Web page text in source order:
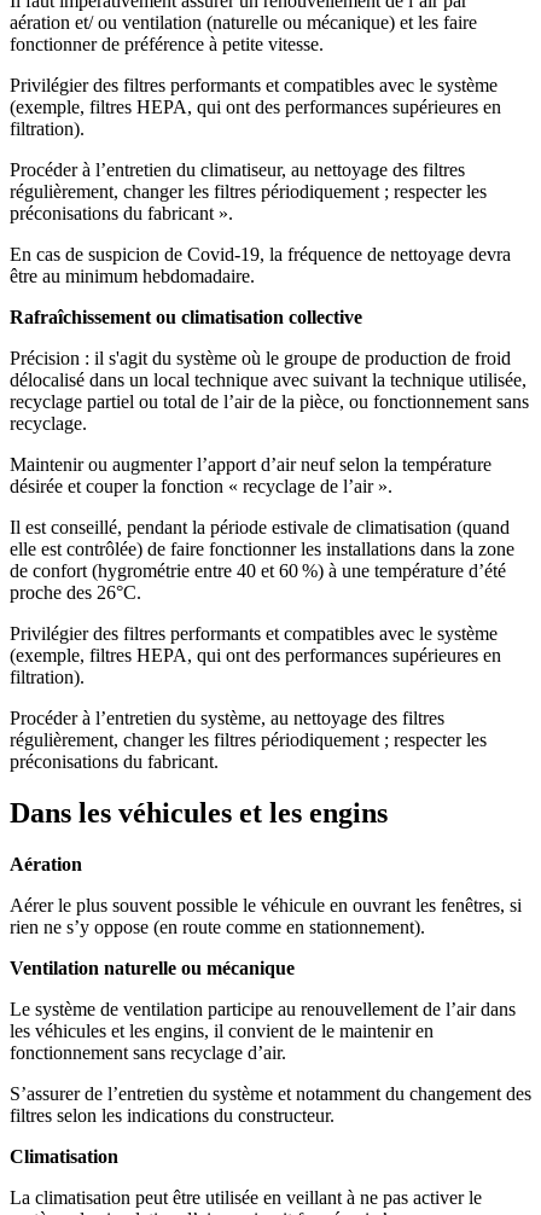
aération et/ ou ventilation (naturelle ou mécanique) et les faire
fonctionner de préférence à petite vitesse.
Privilégier des filtres performants et compatibles avec le système
(exemple, filtres HEPA, qui ont des performances supérieures en
filtration).
Procéder à l’entretien du climatiseur, au nettoyage des filtres
régulièrement, changer les filtres périodiquement ; respecter les
préconisations du fabricant ».
En cas de suspicion de Covid-19, la fréquence de nettoyage devra
être au minimum hebdomadaire.
Rafraîchissement ou climatisation collective
Précision : il s'agit du système où le groupe de production de froid
délocalisé dans un local technique avec suivant la technique utilisée,
recyclage partiel ou total de l’air de la pièce, ou fonctionnement sans
recyclage.
Maintenir ou augmenter l’apport d’air neuf selon la température
désirée et couper la fonction « recyclage de l’air ».
Il est conseillé, pendant la période estivale de climatisation (quand
elle est contrôlée) de faire fonctionner les installations dans la zone
de confort (hygrométrie entre 40 et 60 %) à une température d’été
proche des 26°C.
Privilégier des filtres performants et compatibles avec le système
(exemple, filtres HEPA, qui ont des performances supérieures en
filtration).
Procéder à l’entretien du système, au nettoyage des filtres
régulièrement, changer les filtres périodiquement ; respecter les
préconisations du fabricant.
Dans les véhicules et les engins
Aération
Aérer le plus souvent possible le véhicule en ouvrant les fenêtres, si
rien ne s’y oppose (en route comme en stationnement).
Ventilation naturelle ou mécanique
Le système de ventilation participe au renouvellement de l’air dans
les véhicules et les engins, il convient de le maintenir en
fonctionnement sans recyclage d’air.
S’assurer de l’entretien du système et notamment du changement des
filtres selon les indications du constructeur.
Climatisation
La climatisation peut être utilisée en veillant à ne pas activer le